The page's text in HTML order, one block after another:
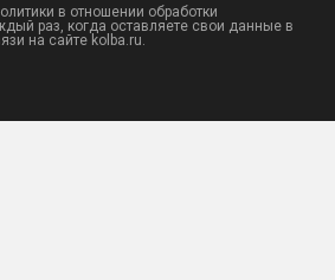
в отношении обработки
раз, когда оставляете свои данные в
на сайте kolba.ru.